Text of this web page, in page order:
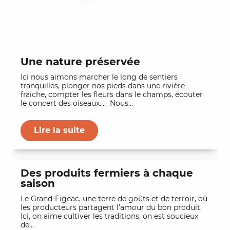
Une nature préservée
Ici nous aimons marcher le long de sentiers
tranquilles, plonger nos pieds dans une rivière
fraiche, compter les fleurs dans le champs, écouter
le concert des oiseaux…. Nous...
Lire la suite
Des produits fermiers à chaque
saison
Le Grand-Figeac, une terre de goûts et de terroir, où
les producteurs partagent l’amour du bon produit.
Ici, on aime cultiver les traditions, on est soucieux
de...